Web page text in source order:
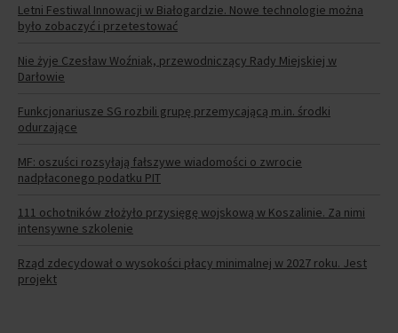
Letni Festiwal Innowacji w Białogardzie. Nowe technologie można
było zobaczyć i przetestować
Nie żyje Czesław Woźniak, przewodniczący Rady Miejskiej w
Darłowie
Funkcjonariusze SG rozbili grupę przemycającą m.in. środki
odurzające
MF: oszuści rozsyłają fałszywe wiadomości o zwrocie
nadpłaconego podatku PIT
111 ochotników złożyło przysięgę wojskową w Koszalinie. Za nimi
intensywne szkolenie
Rząd zdecydował o wysokości płacy minimalnej w 2027 roku. Jest
projekt